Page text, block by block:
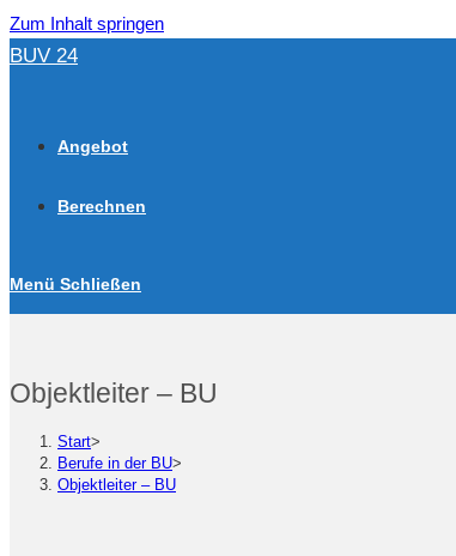
Zum Inhalt springen
BUV 24
Angebot
Berechnen
Menü Schließen
Objektleiter – BU
Start>
Berufe in der BU>
Objektleiter – BU